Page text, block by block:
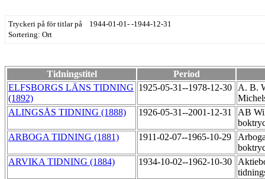
Tryckeri på för titlar på 1944-01-01- -1944-12-31
Sortering: Ort
Tidningstitel
Period
ELFSBORGS LÄNS TIDNING
(1892)
1925-05-31--1978-12-30
A. B.
ALINGSÅS TIDNING (1888)
1926-05-31--2001-12-31
AB
ARBOGA TIDNING (1881)
1911-02-07--1965-10-29
ARVIKA TIDNING (1884)
1934-10-02--1962-10-30